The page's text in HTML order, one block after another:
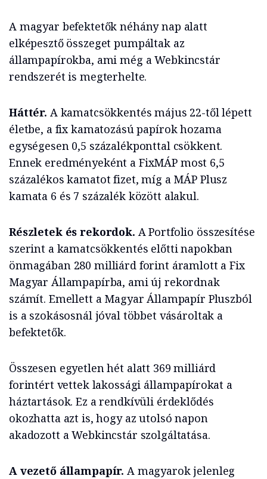
A magyar befektetők néhány nap alatt
elképesztő összeget pumpáltak az
állampapírokba, ami még a Webkincstár
rendszerét is megterhelte.
Háttér. A kamatcsökkentés május 22-től lépett
életbe, a fix kamatozású papírok hozama
egységesen 0,5 százalékponttal csökkent.
Ennek eredményeként a FixMÁP most 6,5
százalékos kamatot fizet, míg a MÁP Plusz
kamata 6 és 7 százalék között alakul.
Részletek és rekordok. A Portfolio összesítése
szerint a kamatcsökkentés előtti napokban
önmagában 280 milliárd forint áramlott a Fix
Magyar Állampapírba, ami új rekordnak
számít. Emellett a Magyar Állampapír Pluszból
is a szokásosnál jóval többet vásároltak a
befektetők.
Összesen egyetlen hét alatt 369 milliárd
forintért vettek lakossági állampapírokat a
háztartások. Ez a rendkívüli érdeklődés
okozhatta azt is, hogy az utolsó napon
akadozott a Webkincstár szolgáltatása.
A vezető állampapír. A magyarok jelenleg